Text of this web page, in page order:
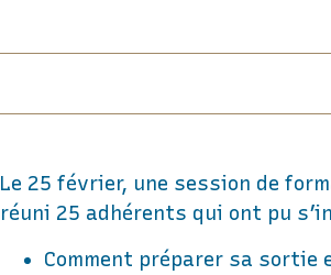
Le 25 février, une session de
réuni 25 adhérents qui ont pu
Comment préparer sa sortie